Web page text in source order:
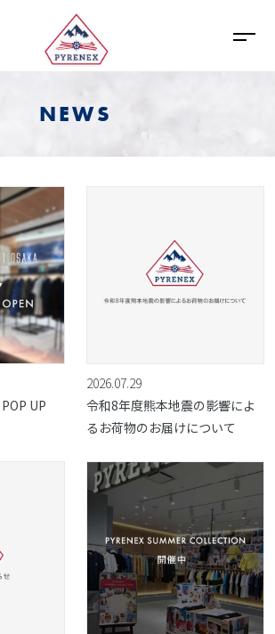
NEWS
UP
2026.07.29
令和8年度熊本地震の影響によ
るお荷物のお届けについて